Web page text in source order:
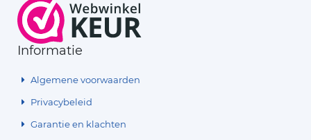
Informatie
Algemene voorwaarden
Privacybeleid
Garantie en klachten